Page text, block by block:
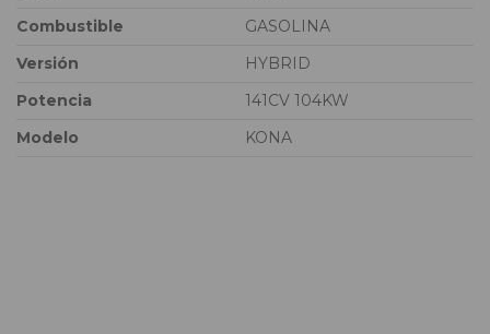
Combustible
GASOLINA
Versión
HYBRID
Potencia
141CV 104KW
Modelo
KONA